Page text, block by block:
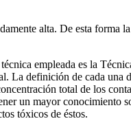
alta. De esta forma
empleada es la
La definición de cada una
total de los
un mayor conocimiento
tóxicos de éstos.